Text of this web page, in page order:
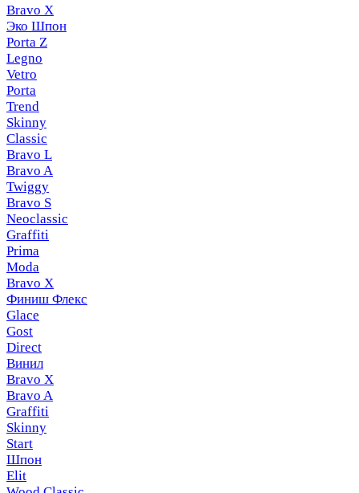
Bravo X
Эко Шпон
Porta Z
Legno
Vetro
Porta
Trend
Skinny
Classic
Bravo L
Bravo A
Twiggy
Bravo S
Neoclassic
Graffiti
Prima
Moda
Bravo X
Финиш Флекс
Glace
Gost
Direct
Винил
Bravo X
Bravo A
Graffiti
Skinny
Start
Шпон
Elit